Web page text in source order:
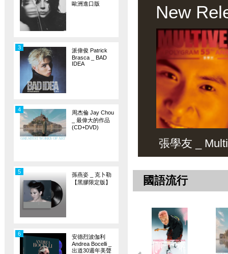
歐洲進口版
派偉俊 Patrick
Brasca _ BAD
IDEA
3
周杰倫 Jay Chou
_ 最偉大的作品
(CD+DVD)
4
孫燕姿 _ 克卜勒
【黑膠限定版】
5
安德烈波伽利
Andrea Bocelli _
出道30週年美聲
6
New
張學友 _
國語流行